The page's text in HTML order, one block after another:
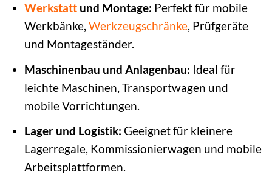
Werkstattund Montage: Perfekt für mobile
Werkbänke, Werkzeugschränke, Prüfgeräte
und Montageständer.
Maschinenbau und Anlagenbau: Ideal für
leichte Maschinen, Transportwagen und
mobile Vorrichtungen.
Lager und Logistik: Geeignet für kleinere
Lagerregale, Kommissionierwagen und mobile
Arbeitsplattformen.